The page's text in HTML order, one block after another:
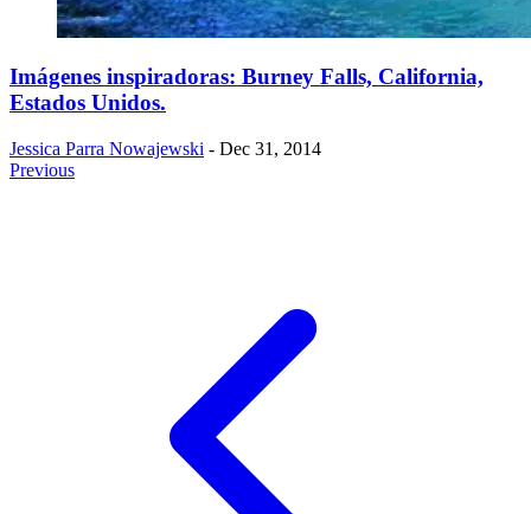
Imágenes inspiradoras: Burney Falls, California,
Estados Unidos.
Jessica Parra Nowajewski - Dec 31, 2014
Previous